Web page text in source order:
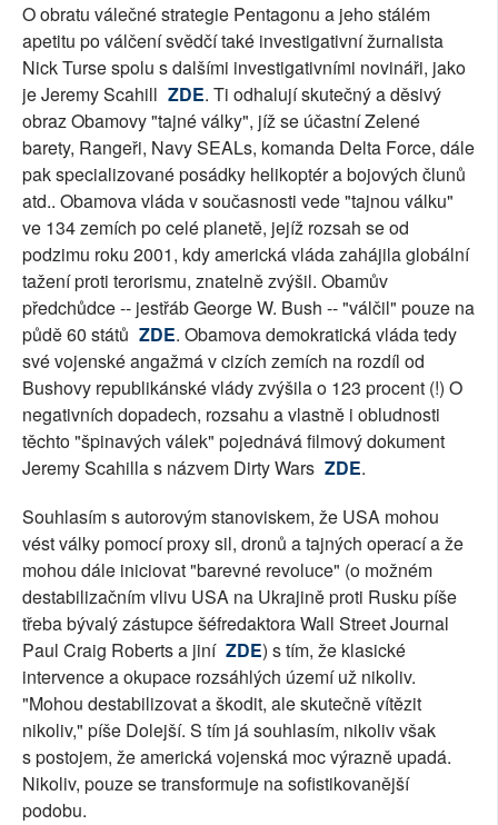
O obratu válečné strategie Pentagonu a jeho stálém
apetitu po válčení svědčí také investigativní žurnalista
Nick Turse spolu s dalšími investigativními novináři, jako
je Jeremy Scahill ZDE. Ti odhalují skutečný a děsivý
obraz Obamovy "tajné války", jíž se účastní Zelené
barety, Rangeři, Navy SEALs, komanda Delta Force, dále
pak specializované posádky helikoptér a bojových člunů
atd.. Obamova vláda v současnosti vede "tajnou válku"
ve 134 zemích po celé planetě, jejíž rozsah se od
podzimu roku 2001, kdy americká vláda zahájila globální
tažení proti terorismu, znatelně zvýšil. Obamův
předchůdce -- jestřáb George W. Bush -- "válčil" pouze na
půdě 60 států ZDE. Obamova demokratická vláda tedy
své vojenské angažmá v cizích zemích na rozdíl od
Bushovy republikánské vlády zvýšila o 123 procent (!) O
negativních dopadech, rozsahu a vlastně i obludnosti
těchto "špinavých válek" pojednává filmový dokument
Jeremy Scahilla s názvem Dirty Wars ZDE.
Souhlasím s autorovým stanoviskem, že USA mohou
vést války pomocí proxy sil, dronů a tajných operací a že
mohou dále iniciovat "barevné revoluce" (o možném
destabilizačním vlivu USA na Ukrajině proti Rusku píše
třeba bývalý zástupce šéfredaktora Wall Street Journal
Paul Craig Roberts a jiní ZDE) s tím, že klasické
intervence a okupace rozsáhlých území už nikoliv.
"Mohou destabilizovat a škodit, ale skutečně vítězit
nikoliv," píše Dolejší. S tím já souhlasím, nikoliv však
s postojem, že americká vojenská moc výrazně upadá.
Nikoliv, pouze se transformuje na sofistikovanější
podobu.